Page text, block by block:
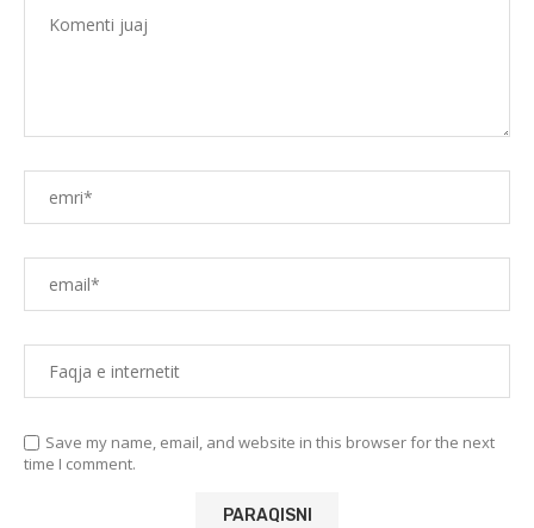
Save my name, email, and website in this browser for the next
time I comment.